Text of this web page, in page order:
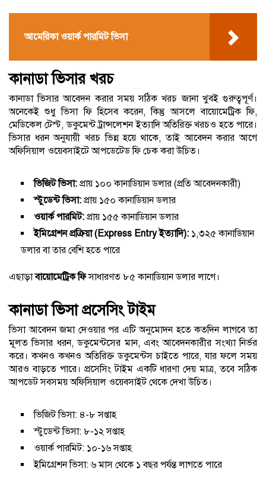
আমেরিকা ওয়ার্ক পারমিট ভিসা
কানাডা ভিসার খরচ
কানাডা ভিসার আবেদন করার সময় সঠিক খরচ জানা খুবই গুরুত্বপূর্ণ।
অনেকেই শুধু ভিসা ফি হিসেব করেন, কিন্তু আসলে বায়োমেট্রিক ফি,
মেডিকেল টেস্ট, ডকুমেন্ট ট্রান্সলেশন ইত্যাদি অতিরিক্ত খরচও হতে পারে।
ভিসার ধরন অনুযায়ী খরচ ভিন্ন হয়ে থাকে, তাই আবেদন করার আগে
অফিসিয়াল ওয়েবসাইটে আপডেটেড ফি চেক করা উচিত।
ভিজিট ভিসা: প্রায় ১০০ কানাডিয়ান ডলার (প্রতি আবেদনকারী)
স্টুডেন্ট ভিসা: প্রায় ১৫০ কানাডিয়ান ডলার
ওয়ার্ক পারমিট: প্রায় ১৫৫ কানাডিয়ান ডলার
ইমিগ্রেশন প্রক্রিয়া (Express Entry ইত্যাদি): ১,৩২৫ কানাডিয়ান
ডলার বা তার বেশি হতে পারে
এছাড়াবায়োমেট্রিক ফিসাধারণত ৮৫ কানাডিয়ান ডলার লাগে।
কানাডা ভিসা প্রসেসিং টাইম
ভিসা আবেদন জমা দেওয়ার পর এটি অনুমোদন হতে কতদিন লাগবে তা
মূলত ভিসার ধরন, ডকুমেন্টসের মান, এবং আবেদনকারীর সংখ্যা নির্ভর
করে। কখনও কখনও অতিরিক্ত ডকুমেন্টস চাইতে পারে, যার ফলে সময়
আরও বাড়তে পারে। প্রসেসিং টাইম একটি ধারণা দেয় মাত্র, তবে সঠিক
আপডেট সবসময় অফিসিয়াল ওয়েবসাইট থেকে দেখা উচিত।
ভিজিট ভিসা: ৪-৮ সপ্তাহ
স্টুডেন্ট ভিসা: ৮-১২ সপ্তাহ
ওয়ার্ক পারমিট: ১০-১৬ সপ্তাহ
ইমিগ্রেশন ভিসা: ৬ মাস থেকে ১ বছর পর্যন্ত লাগতে পারে